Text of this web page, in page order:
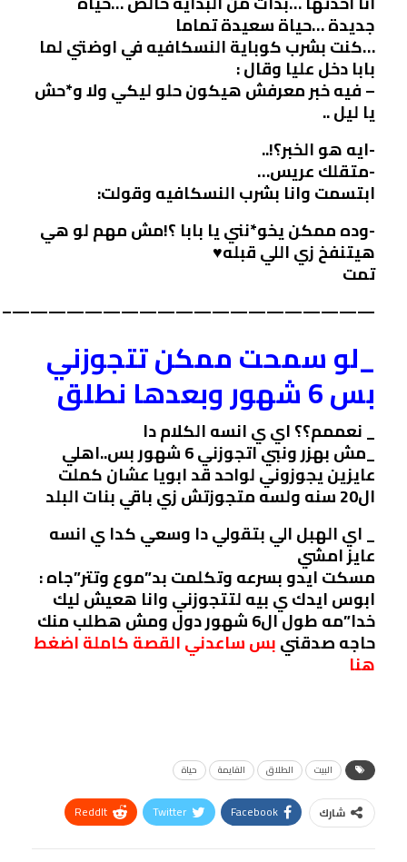
جديدة …حياة سعيدة تماما
…كنت بشرب كوباية النسكافيه في اوضتي لما
بابا دخل عليا وقال :
– فيه خبر معرفش هيكون حلو ليكي ولا و*حش
يا ليل ..
-ايه هو الخبر؟!..
-متقلك عريس…
ابتسمت وانا بشرب النسكافيه وقولت:
-وده ممكن يخو*نني يا بابا ؟!مش مهم لو هي
هيتنفخ زي اللي قبله♥️
تمت
————————————————————–
_لو سمحت ممكن تتجوزني
بس 6 شهور وبعدها نطلق
_ نعممم؟؟ اي ي انسه الكلام دا
_مش بهزر ونبي اتجوزني 6 شهور بس..اهلي
عايزين يجوزوني لواحد قد ابويا عشان كملت
ال20 سنه ولسه متجوزتش زي باقي بنات البلد
_ اي الهبل الي بتقولي دا وسعي كدا ي انسه
عايز امشي
مسكت ايدو بسرعه وتكلمت بد”موع وتتر”جاه :
ابوس ايدك ي بيه لتتجوزني وانا هعيش ليك
خدا”مه طول ال6 شهور دول ومش هطلب منك
حاجه صدقنيبس ساعدني القصة كاملة اضغط
هنا
البيت الطلاق القايمة حياة
شارك Facebook
Twitter
ReddIt